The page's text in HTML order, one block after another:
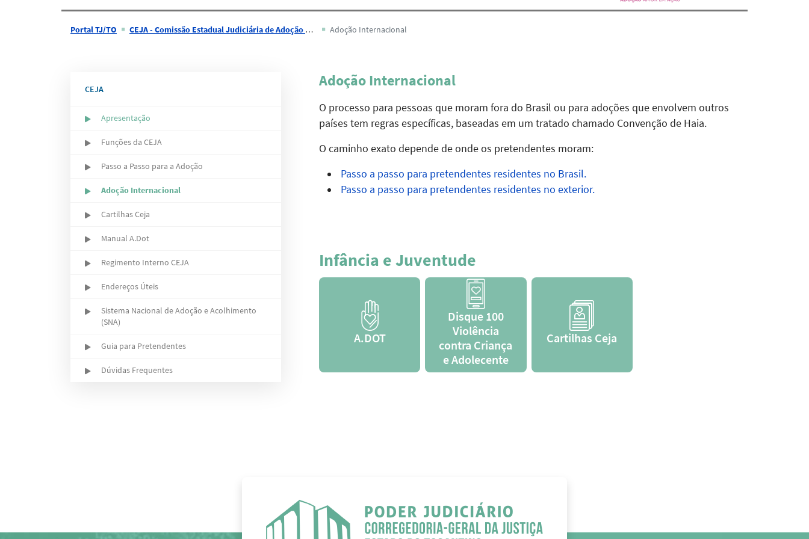
Portal TJ/TO CEJA - Comissão Estadual Judiciária de Adoção do Estado do Tocantins Adoção Internacional
CEJA
Apresentação
Funções da CEJA
Passo a Passo para a Adoção
Adoção Internacional
Cartilhas Ceja
Manual A.Dot
Regimento Interno CEJA
Endereços Úteis
Sistema Nacional de Adoção e Acolhimento
(SNA)
Guia para Pretendentes
Dúvidas Frequentes
Adoção Internacional
O processo para pessoas que moram fora do Brasil ou para adoções que envolvem outros
países tem regras específicas, baseadas em um tratado chamado Convenção de Haia.
O caminho exato depende de onde os pretendentes moram:
Passo a passo para pretendentes residentes no Brasil.
Passo a passo para pretendentes residentes no exterior.
Infância e Juventude
A.DOT
Disque 100
Violência
contra Criança
e Adolecente
Cartilhas Ceja